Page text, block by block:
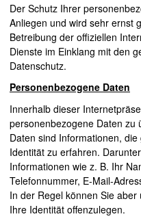
Der Schutz Ihrer
Anliegen und wird sehr ernst
Betreibung der offiziellen
Dienste im Einklang mit den
Datenschutz.
Personenbezogene Daten
Innerhalb dieser
personenbezogene Daten zu
Daten sind Informationen,
Identität zu erfahren.
Informationen wie z. B. Ihr
Telefonnummer, E-Mail-
In der Regel können Sie
Ihre Identität offenzulegen.